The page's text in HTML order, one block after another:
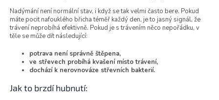
Nadýmání není normální stav, i když se tak velmi často bere. Pokud
máte pocit nafouklého břicha téměř každý den, je to jasný signál, že
trávení neprobíhá efektivně. Pokud je s trávením něco nepořádku, v
těle se může dít následující:
potrava není správně štěpena,
ve střevech probíhá kvašení místo trávení,
dochází k nerovnováze střevních bakterií.
Jak to brzdí hubnutí: